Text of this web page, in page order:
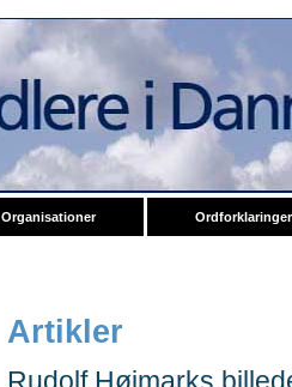
Organisationer Ordforklaringer
Artikler